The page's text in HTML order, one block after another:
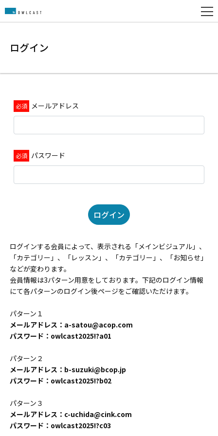
ログイン
メールアドレス
パスワード
ログイン
ログインする会員によって、表示される「メインビジュアル」、
「カテゴリー」、「レッスン」、「カテゴリー」、「お知らせ」
などが変わります。
会員情報は3パターン用意をしております。下記のログイン情報
にて各パターンのログイン後ページをご確認いただけます。
パターン１
メールアドレス：a-satou@acop.com
パスワード：owlcast2025!?a01
パターン２
メールアドレス：b-suzuki@bcop.jp
パスワード：owlcast2025!?b02
パターン３
メールアドレス：c-uchida@cink.com
パスワード：owlcast2025!?c03